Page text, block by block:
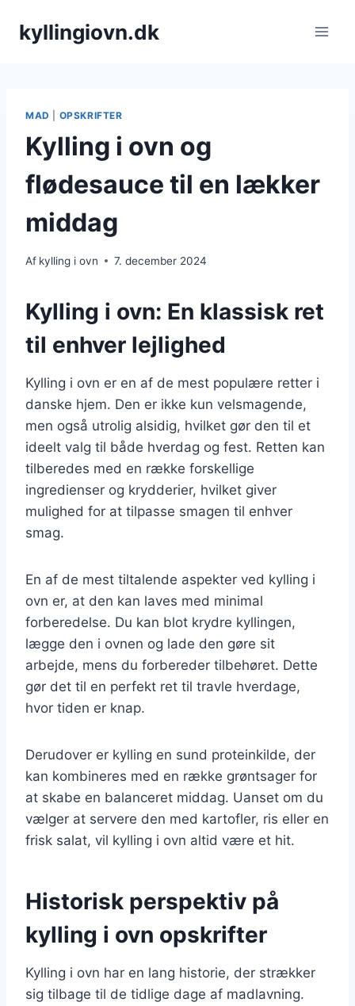
kyllingiovn.dk
MAD OPSKRIFTER
Kylling i ovn og
flødesauce til en lækker
middag
Af kylling i ovn 7. december 2024
Kylling i ovn: En klassisk ret
til enhver lejlighed
Kylling i ovn er en af de mest populære retter i
danske hjem. Den er ikke kun velsmagende,
men også utrolig alsidig, hvilket gør den til et
ideelt valg til både hverdag og fest. Retten kan
tilberedes med en række forskellige
ingredienser og krydderier, hvilket giver
mulighed for at tilpasse smagen til enhver
smag.
En af de mest tiltalende aspekter ved kylling i
ovn er, at den kan laves med minimal
forberedelse. Du kan blot krydre kyllingen,
lægge den i ovnen og lade den gøre sit
arbejde, mens du forbereder tilbehøret. Dette
gør det til en perfekt ret til travle hverdage,
hvor tiden er knap.
Derudover er kylling en sund proteinkilde, der
kan kombineres med en række grøntsager for
at skabe en balanceret middag. Uanset om du
vælger at servere den med kartofler, ris eller en
frisk salat, vil kylling i ovn altid være et hit.
Historisk perspektiv på
kylling i ovn opskrifter
Kylling i ovn har en lang historie, der strækker
sig tilbage til de tidlige dage af madlavning.